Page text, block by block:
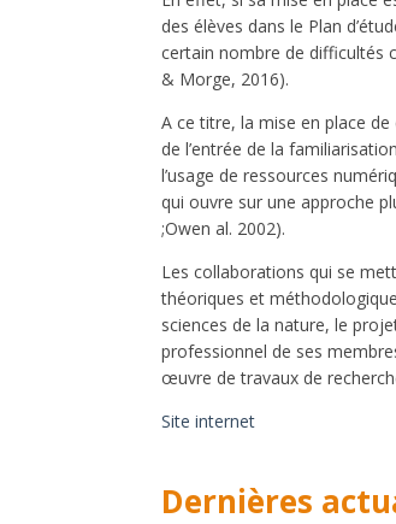
des élèves dans le Plan
certain nombre de difficultés
& Morge, 2016).
A ce titre, la mise en place
de l’entrée de la
l’usage de ressources
qui ouvre sur une approche
;Owen al. 2002).
Les collaborations qui se
théoriques et
sciences de la nature, le
professionnel de ses
œuvre de travaux de
Site internet
Dernières